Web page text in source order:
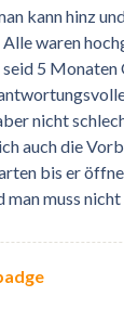
kann hinz
waren
5
nicht
auch die
bis er
muss